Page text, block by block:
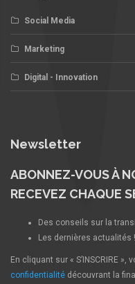
Social Media
Marketing
Digital - Innovation
Newsletter
ABONNEZ-VOUS À
RECEVEZ CHAQUE
Des conseils sur la
Les dernières actualités !
En cliquant sur « S’INSCRIRE
confidentialité découvrant la